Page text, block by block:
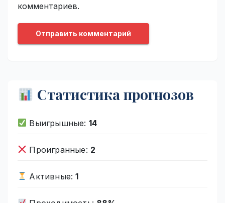
комментариев.
Статистика прогнозов
Выигрышные: 14
Проигранные: 2
Активные:1